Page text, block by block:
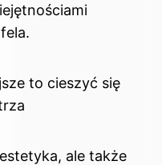
to cieszyć się
ale także